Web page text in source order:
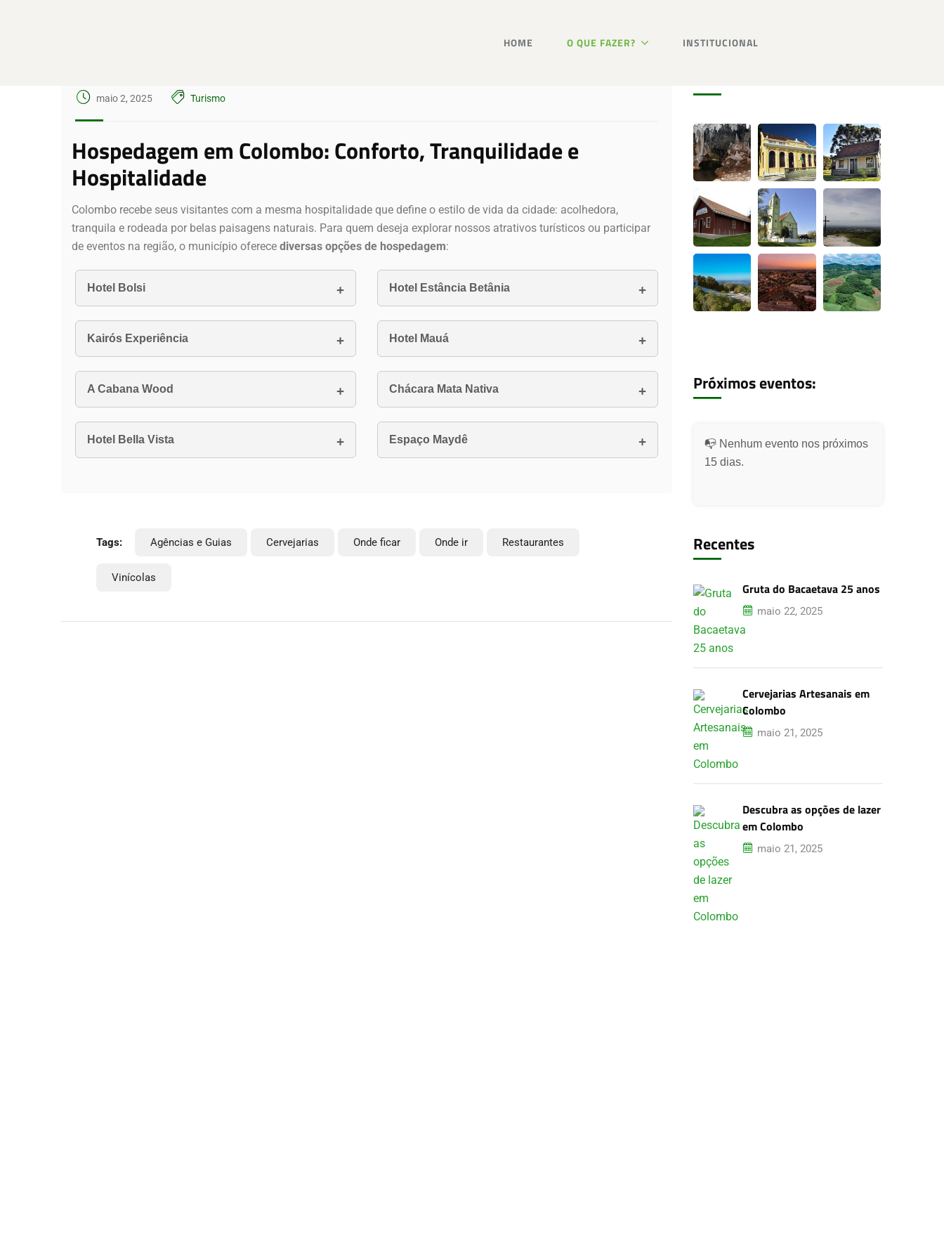
HOME O QUE FAZER? INSTITUCIONAL
maio 2, 2025 Turismo
Hospedagem em Colombo: Conforto, Tranquilidade e
Hospitalidade
Colombo recebe seus visitantes com a mesma hospitalidade que define o estilo de vida da cidade: acolhedora,
tranquila e rodeada por belas paisagens naturais. Para quem deseja explorar nossos atrativos turísticos ou participar
de eventos na região, o município oferece diversas opções de hospedagem:
Hotel Bolsi
Kairós Experiência
A Cabana Wood
Hotel Bella Vista
Hotel Estância Betânia
Hotel Mauá
Chácara Mata Nativa
Espaço Maydê
Tags: Agências e Guias Cervejarias Onde ficar Onde ir Restaurantes
Vinícolas
Próximos eventos:
📭 Nenhum evento nos próximos
15 dias.
Recentes
Gruta do Bacaetava 25 anos
maio 22, 2025
Cervejarias Artesanais em
Colombo
maio 21, 2025
Descubra as opções de lazer
em Colombo
maio 21, 2025